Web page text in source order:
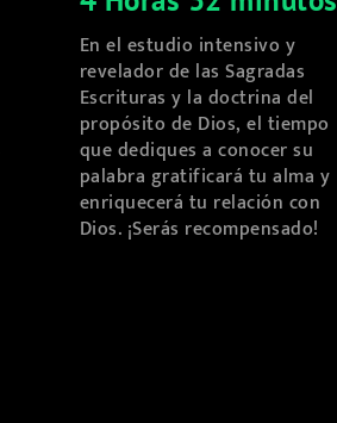
En el estudio intensivo y
revelador de las Sagradas
Escrituras y la doctrina del
propósito de Dios, el tiempo
que dediques a conocer su
palabra gratificará tu alma y
enriquecerá tu relación con
Dios. ¡Serás recompensado!